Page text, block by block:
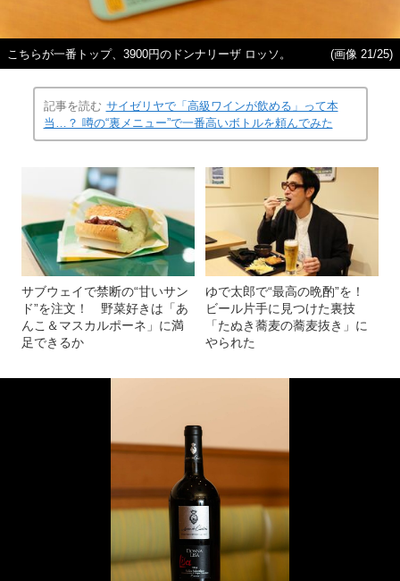
こちらが一番トップ、3900円のドンナリーザ ロッソ。 (画像 21/25)
記事を読む サイゼリヤで「高級ワインが飲める」って本
当…？ 噂の“裏メニュー”で一番高いボトルを頼んでみた
サブウェイで禁断の“甘いサン
ド”を注文！ 野菜好きは「あ
んこ＆マスカルポーネ」に満
足できるか
ゆで太郎で“最高の晩酌”を！
ビール片手に見つけた裏技
「たぬき蕎麦の蕎麦抜き」に
やられた